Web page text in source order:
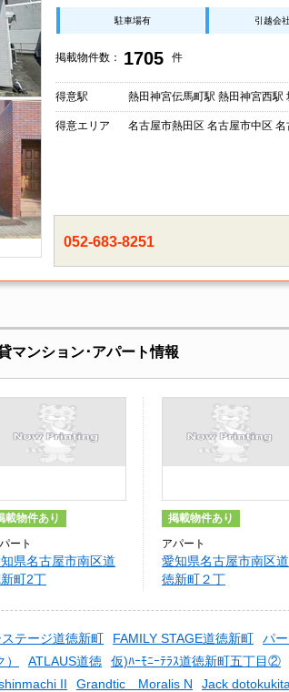
駐車場有 引越会
掲載物件数： 1705 件
得意駅 熱田神宮伝馬町駅 熱田神宮西駅
得意エリア 名古屋市熱田区 名古屋市中区
052-683-8251
マンション･アパート情報
載物件あり
ート
県名古屋市南区道
町2丁
スタイル道徳
掲載物件あり
アパート
愛知県名古屋市南区道
徳新町２丁
shinmachiⅠ
テージ道徳新町 FAMILY STAGE道徳新町 パ
ATLAUS道徳 仮)ﾊｰﾓﾆｰﾃﾗｽ道徳新町五丁目②
II Grandtic Moralis N Jack